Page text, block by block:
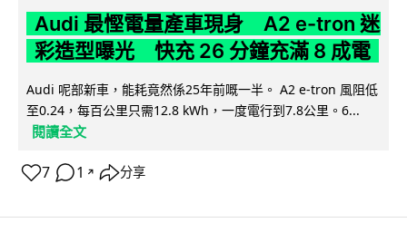
Audi 最慳電量產車現身 A2 e-tron 迷
彩造型曝光 快充 26 分鐘充滿 8 成電
Audi 呢部新車，能耗竟然係25年前嘅一半。 A2 e-tron 風阻低
至0.24，每百公里只需12.8 kWh，一度電行到7.8公里。6...
閱讀全文
7 1 ↗ 分享